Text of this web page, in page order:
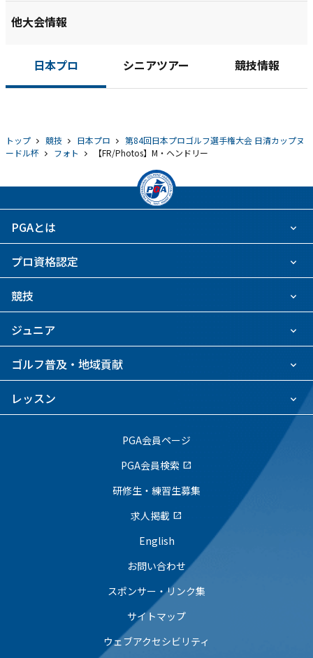
他大会情報
日本プロ シニアツアー 競技情報
トップ 競技 日本プロ
第84回日本プロゴルフ選手権大会 日清カップヌ
ードル杯
フォト 【FR/Photos】M・ヘンドリー
PGAとは
プロ資格認定
競技
ジュニア
ゴルフ普及・地域貢献
レッスン
PGA会員ページ
PGA会員検索 open_in_new
研修生・練習生募集
求人掲載 open_in_new
English
お問い合わせ
スポンサー・リンク集
サイトマップ
ウェブアクセシビリティ